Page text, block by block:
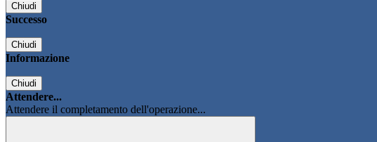
Chiudi
Successo
Chiudi
Informazione
Chiudi
Attendere...
Attendere il completamento dell'operazione...